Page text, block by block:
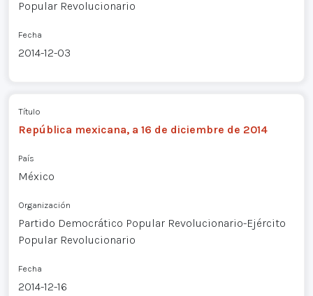
Popular Revolucionario
Fecha
2014-12-03
Título
República mexicana, a 16 de diciembre de 2014
País
México
Organización
Partido Democrático Popular Revolucionario-Ejército
Popular Revolucionario
Fecha
2014-12-16